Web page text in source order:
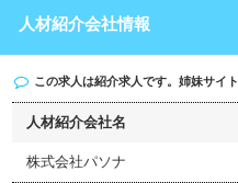
人材紹介会社情報
この求人は紹介求人です。姉妹サイト
人材紹介会社名
株式会社パソナ